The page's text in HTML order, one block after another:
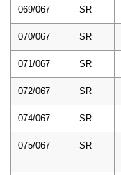
069/067 SR
070/067 SR
071/067 SR
072/067 SR
074/067 SR
075/067 SR